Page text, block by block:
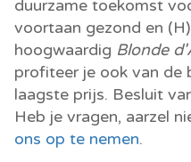
duurzame toekomst
voortaan gezond en
hoogwaardig Blonde
profiteer je ook van de
laagste prijs. Besluit
Heb je vragen, aarzel
ons op te nemen.